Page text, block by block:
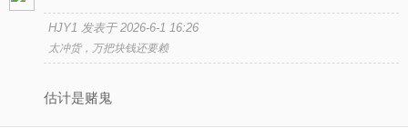
HJY1 发表于 2026-6-1 16:26
太冲货，万把块钱还要赖
估计是赌鬼